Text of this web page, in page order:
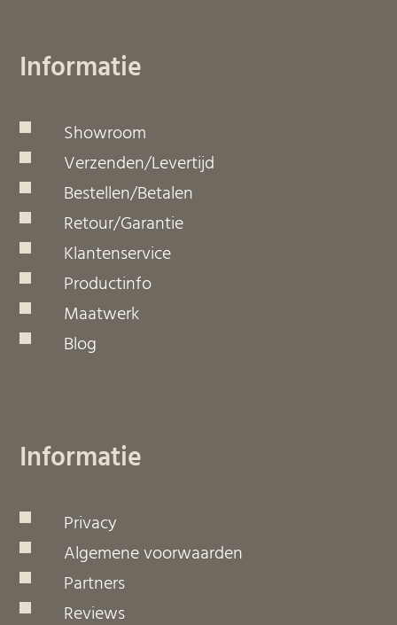
Informatie
Showroom
Verzenden/Levertijd
Bestellen/Betalen
Retour/Garantie
Klantenservice
Productinfo
Maatwerk
Blog
Informatie
Privacy
Algemene voorwaarden
Partners
Reviews